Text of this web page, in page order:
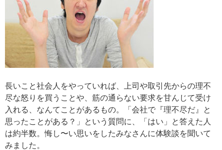
長いこと社会人をやっていれば、上司や取引先からの理不
尽な怒りを買うことや、筋の通らない要求を甘んじて受け
入れる、なんてことがあるもの。「会社で『理不尽だ』と
思ったことがある？」という質問に、「はい」と答えた人
は約半数。悔し〜い思いをしたみなさんに体験談を聞いて
みました。